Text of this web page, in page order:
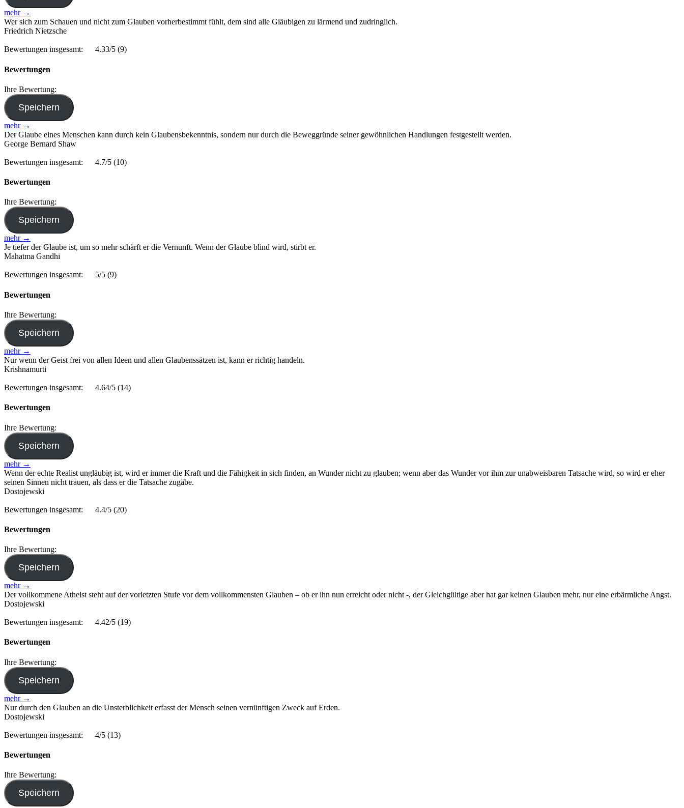
mehr →
Wer sich zum Schauen und nicht zum Glauben vorherbestimmt fühlt, dem sind alle Gläubigen zu lärmend und zudringlich.
Friedrich Nietzsche
Bewertungen insgesamt: 4.33/5 (9)
Bewertungen
Ihre Bewertung:
mehr →
Der Glaube eines Menschen kann durch kein Glaubensbekenntnis, sondern nur durch die Beweggründe seiner gewöhnlichen Handlungen festgestellt werden.
George Bernard Shaw
Bewertungen insgesamt: 4.7/5 (10)
Bewertungen
Ihre Bewertung:
mehr →
Je tiefer der Glaube ist, um so mehr schärft er die Vernunft. Wenn der Glaube blind wird, stirbt er.
Mahatma Gandhi
Bewertungen insgesamt: 5/5 (9)
Bewertungen
Ihre Bewertung:
mehr →
Nur wenn der Geist frei von allen Ideen und allen Glaubenssätzen ist, kann er richtig handeln.
Krishnamurti
Bewertungen insgesamt: 4.64/5 (14)
Bewertungen
Ihre Bewertung:
mehr →
Wenn der echte Realist ungläubig ist, wird er immer die Kraft und die Fähigkeit in sich finden, an Wunder nicht zu glauben; wenn aber das Wunder vor ihm zur unabweisbaren Tatsache wird, so wird er eher
seinen Sinnen nicht trauen, als dass er die Tatsache zugäbe.
Dostojewski
Bewertungen insgesamt: 4.4/5 (20)
Bewertungen
Ihre Bewertung:
mehr →
Der vollkommene Atheist steht auf der vorletzten Stufe vor dem vollkommensten Glauben – ob er ihn nun erreicht oder nicht -, der Gleichgültige aber hat gar keinen Glauben mehr, nur eine erbärmliche Angst.
Dostojewski
Bewertungen insgesamt: 4.42/5 (19)
Bewertungen
Ihre Bewertung:
mehr →
Nur durch den Glauben an die Unsterblichkeit erfasst der Mensch seinen vernünftigen Zweck auf Erden.
Dostojewski
Bewertungen insgesamt: 4/5 (13)
Bewertungen
Ihre Bewertung: